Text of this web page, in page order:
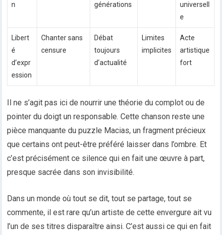
n
générations
universell
e
Libert
é
d’expr
ession
Chanter sans
censure
Débat
toujours
d’actualité
Limites
implicites
Acte
artistique
fort
Il ne s’agit pas ici de nourrir une théorie du complot ou de
pointer du doigt un responsable. Cette chanson reste une
pièce manquante du puzzle Macias, un fragment précieux
que certains ont peut-être préféré laisser dans l’ombre. Et
c’est précisément ce silence qui en fait une œuvre à part,
presque sacrée dans son invisibilité.
Dans un monde où tout se dit, tout se partage, tout se
commente, il est rare qu’un artiste de cette envergure ait vu
l’un de ses titres disparaître ainsi. C’est aussi ce qui en fait